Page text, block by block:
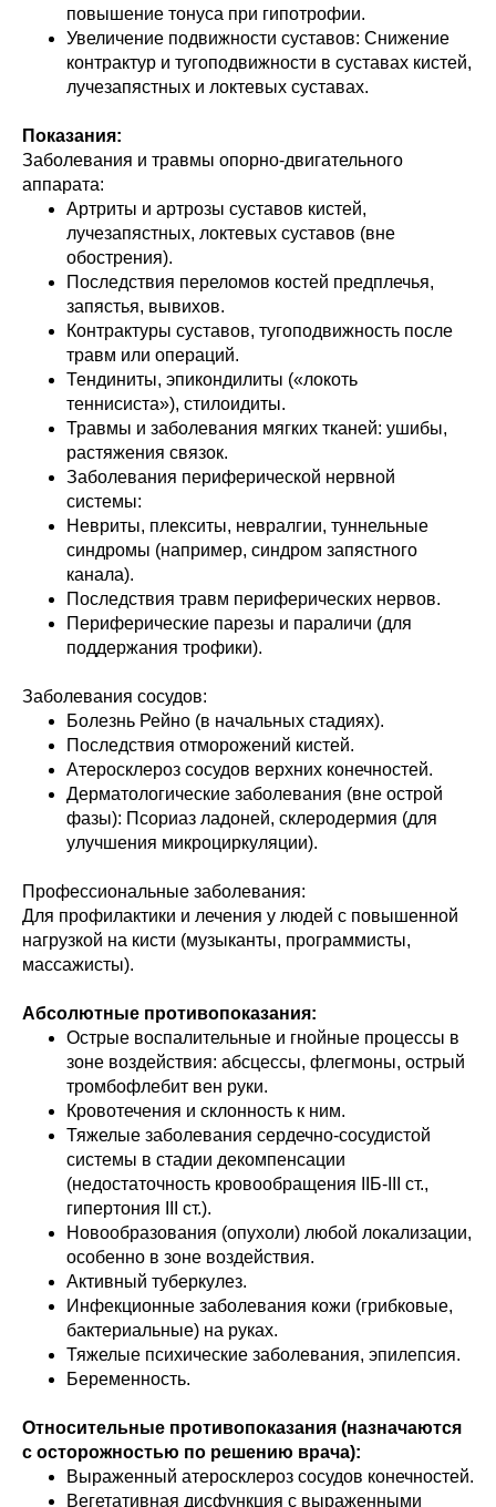
повышение тонуса при гипотрофии.
Увеличение подвижности суставов: Снижение
контрактур и тугоподвижности в суставах кистей,
лучезапястных и локтевых суставах.
Показания:
Заболевания и травмы опорно-двигательного
аппарата:
Артриты и артрозы суставов кистей,
лучезапястных, локтевых суставов (вне
обострения).
Последствия переломов костей предплечья,
запястья, вывихов.
Контрактуры суставов, тугоподвижность после
травм или операций.
Тендиниты, эпикондилиты («локоть
теннисиста»), стилоидиты.
Травмы и заболевания мягких тканей: ушибы,
растяжения связок.
Заболевания периферической нервной
системы:
Невриты, плекситы, невралгии, туннельные
синдромы (например, синдром запястного
канала).
Последствия травм периферических нервов.
Периферические парезы и параличи (для
поддержания трофики).
Заболевания сосудов:
Болезнь Рейно (в начальных стадиях).
Последствия отморожений кистей.
Атеросклероз сосудов верхних конечностей.
Дерматологические заболевания (вне острой
фазы): Псориаз ладоней, склеродермия (для
улучшения микроциркуляции).
Профессиональные заболевания:
Для профилактики и лечения у людей с повышенной
нагрузкой на кисти (музыканты, программисты,
массажисты).
Абсолютные противопоказания:
Острые воспалительные и гнойные процессы в
зоне воздействия: абсцессы, флегмоны, острый
тромбофлебит вен руки.
Кровотечения и склонность к ним.
Тяжелые заболевания сердечно-сосудистой
системы в стадии декомпенсации
(недостаточность кровообращения IIБ-III ст.,
гипертония III ст.).
Новообразования (опухоли) любой локализации,
особенно в зоне воздействия.
Активный туберкулез.
Инфекционные заболевания кожи (грибковые,
бактериальные) на руках.
Тяжелые психические заболевания, эпилепсия.
Беременность.
Относительные противопоказания (назначаются
с осторожностью по решению врача):
Выраженный атеросклероз сосудов конечностей.
Вегетативная дисфункция с выраженными